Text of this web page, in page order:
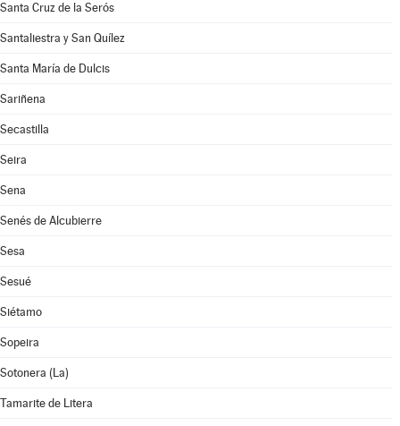
Santa Cruz de la Serós
Santaliestra y San Quílez
Santa María de Dulcis
Sariñena
Secastilla
Seira
Sena
Senés de Alcubierre
Sesa
Sesué
Siétamo
Sopeira
Sotonera (La)
Tamarite de Litera